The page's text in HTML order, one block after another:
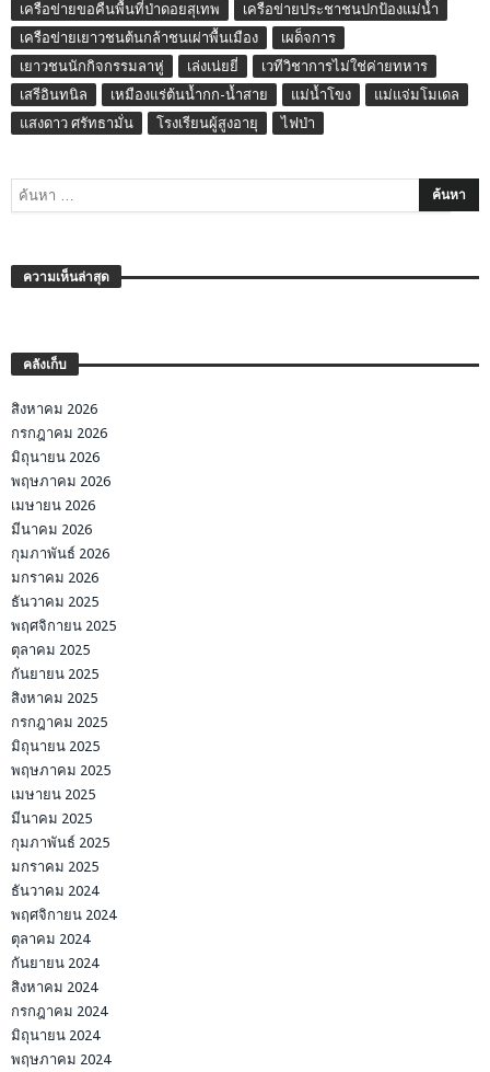
เครือข่ายขอคืนพื้นที่ป่าดอยสุเทพ
เครือข่ายประชาชนปกป้องแม่น้ำ
เครือข่ายเยาวชนต้นกล้าชนเผ่าพื้นเมือง
เผด็จการ
เยาวชนนักกิจกรรมลาหู่
เล่งเน่ยยี่
เวทีวิชาการไม่ใช่ค่ายทหาร
เสรีอินทนิล
เหมืองแร่ต้นน้ำกก-น้ำสาย แม่น้ำโขง
แม่แจ่มโมเดล
แสงดาว ศรัทธามั่น
โรงเรียนผู้สูงอายุ ไฟป่า
ความเห็นล่าสุด
คลังเก็บ
สิงหาคม 2026
กรกฎาคม 2026
มิถุนายน 2026
พฤษภาคม 2026
เมษายน 2026
มีนาคม 2026
กุมภาพันธ์ 2026
มกราคม 2026
ธันวาคม 2025
พฤศจิกายน 2025
ตุลาคม 2025
กันยายน 2025
สิงหาคม 2025
กรกฎาคม 2025
มิถุนายน 2025
พฤษภาคม 2025
เมษายน 2025
มีนาคม 2025
กุมภาพันธ์ 2025
มกราคม 2025
ธันวาคม 2024
พฤศจิกายน 2024
ตุลาคม 2024
กันยายน 2024
สิงหาคม 2024
กรกฎาคม 2024
มิถุนายน 2024
พฤษภาคม 2024